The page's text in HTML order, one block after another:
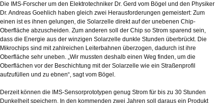
Die IMS-Forscher um den Elektrotechniker Dr. Gerd vom Bögel und den Physiker
Dr. Andreas Goehlich haben gleich zwei Herausforderungen gemeistert: Zum
einen ist es ihnen gelungen, die Solarzelle direkt auf der unebenen Chip-
Oberfläche abzuscheiden. Zum anderen soll der Chip so Strom sparend sein,
dass die Energie aus der winzigen Solarzelle dunkle Stunden überbrückt. Die
Mikrochips sind mit zahlreichen Leiterbahnen überzogen, dadurch ist ihre
Oberfläche sehr uneben. „Wir mussten deshalb einen Weg finden, um die
Oberflächen vor der Beschichtung mit der Solarzelle wie ein Straßenprofil
aufzufüllen und zu ebnen“, sagt vom Bögel.
Derzeit können die IMS-Sensorprototypen genug Strom für bis zu 30 Stunden
Dunkelheit speichern. In den kommenden zwei Jahren soll daraus ein Produkt